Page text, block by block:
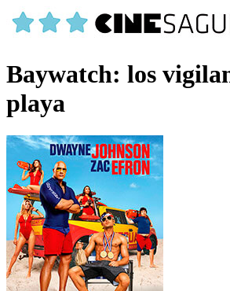
Baywatch: los
playa